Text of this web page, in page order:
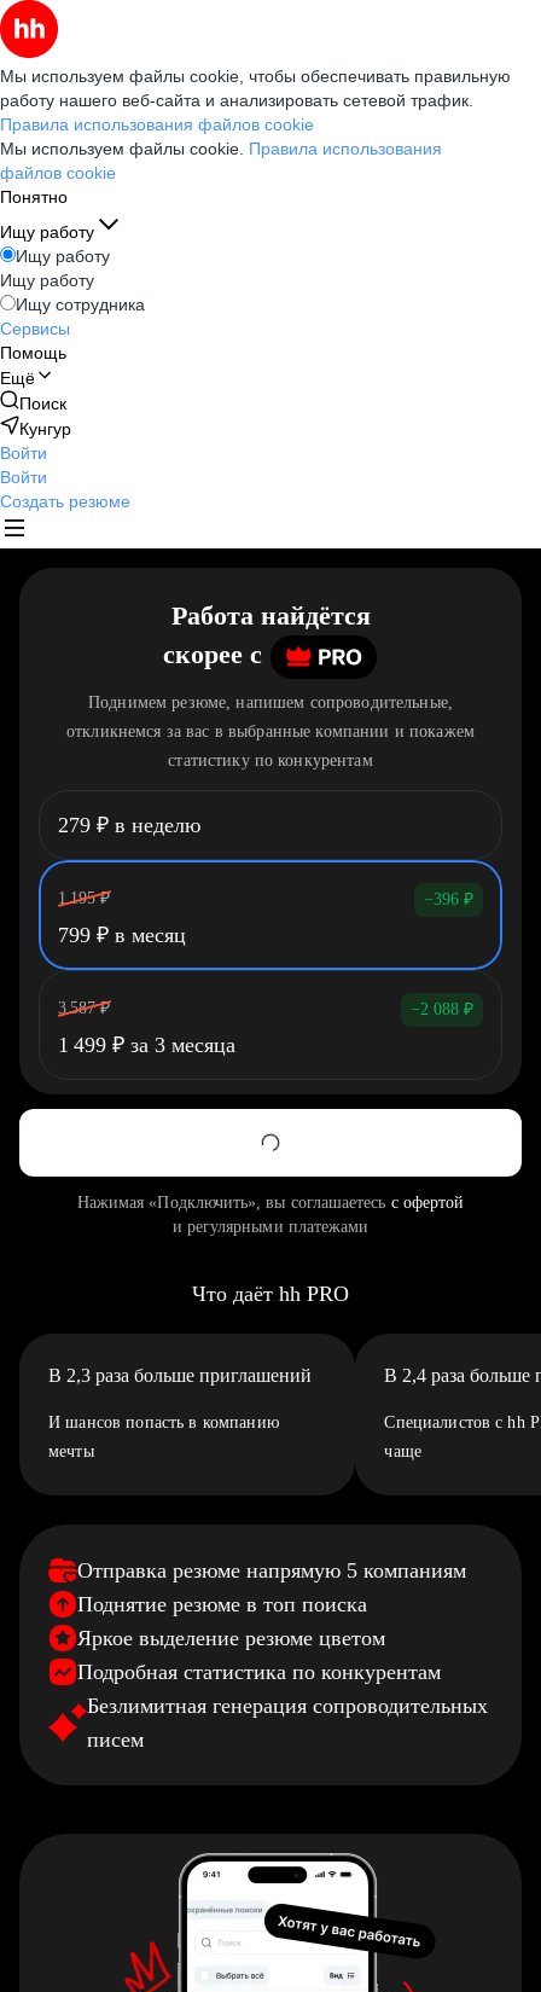
Мы используем файлы cookie, чтобы обеспечивать правильную
работу нашего веб-сайта и анализировать сетевой трафик.
Правила использования файлов cookie
Мы используем файлы cookie. Правила использования
файлов cookie
Понятно
Ищу работу
Ищу работу
Ищу работу
Ищу сотрудника
Сервисы
Помощь
Ещё
Поиск
Кунгур
Войти
Войти
Создать резюме
Работа найдётся
скорее c
Поднимем резюме, напишем сопроводительные,
откликнемся за вас в выбранные компании и покажем
статистику по конкурентам
279 ₽ в неделю
1 195 ₽ −396 ₽
799 ₽ в месяц
3 587 ₽ −2 088 ₽
1 499 ₽ за 3 месяца
Нажимая «Подключить», вы соглашаетесь с офертой
и регулярными платежами
Что даёт hh PRO
В 2,3 раза больше приглашений
И шансов попасть в компанию
мечты
В 2,4 раза больше
Специалистов с hh
чаще
Отправка резюме напрямую 5 компаниям
Поднятие резюме в топ поиска
Яркое выделение резюме цветом
Подробная статистика по конкурентам
Безлимитная генерация сопроводительных
писем